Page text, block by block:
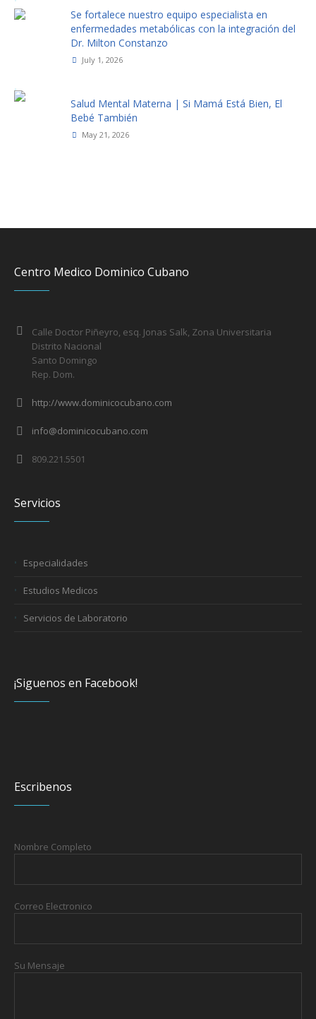
Se fortalece nuestro equipo especialista en
enfermedades metabólicas con la integración del
Dr. Milton Constanzo
July 1, 2026
Salud Mental Materna | Si Mamá Está Bien, El
Bebé También
May 21, 2026
Centro Medico Dominico Cubano
Calle Doctor Piñeyro, esq. Jonas Salk, Zona Universitaria
Distrito Nacional
Santo Domingo
Rep. Dom.
http://www.dominicocubano.com
info@dominicocubano.com
809.221.5501
Servicios
Especialidades
Estudios Medicos
Servicios de Laboratorio
¡Siguenos en Facebook!
Escribenos
Nombre Completo
Correo Electronico
Su Mensaje